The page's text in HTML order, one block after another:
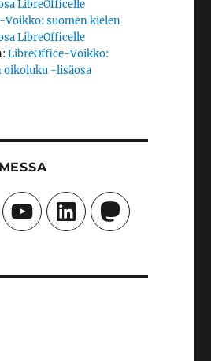
LibreOfficelle
Voikko: suomen kielen
LibreOfficelle
:LibreOffice-Voikko:
oikoluku -lisäosa
YouTubeLinkedInMastodon